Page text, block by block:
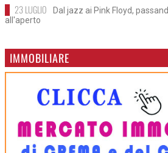
23 LUGLIO
Dal jazz ai Pink Floyd,
all'aperto
IMMOBILIARE